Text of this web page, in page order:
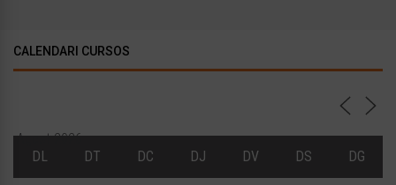
CALENDARI CURSOS
Agost 2026
DL
DT DC DJ DV DS DG